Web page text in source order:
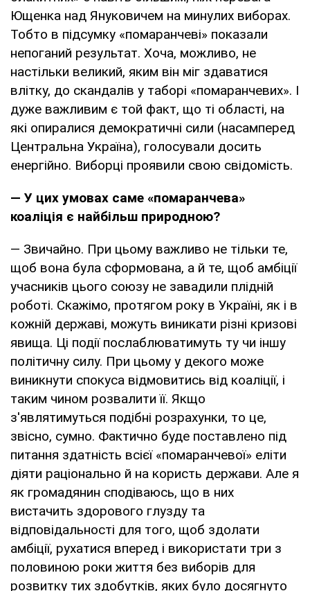
Ющенка над Януковичем на минулих виборах.
Тобто в підсумку «помаранчеві» показали
непоганий результат. Хоча, можливо, не
настільки великий, яким він міг здаватися
влітку, до скандалів у таборі «помаранчевих». І
дуже важливим є той факт, що ті області, на
які опиралися демократичні сили (насамперед
Центральна Україна), голосували досить
енергійно. Виборці проявили свою свідомість.
— У цих умовах саме «помаранчева»
коаліція є найбільш природною?
— Звичайно. При цьому важливо не тільки те,
щоб вона була сформована, а й те, щоб амбіції
учасників цього союзу не завадили плідній
роботі. Скажімо, протягом року в Україні, як і в
кожній державі, можуть виникати різні кризові
явища. Ці події послаблюватимуть ту чи іншу
політичну силу. При цьому у декого може
виникнути спокуса відмовитись від коаліції, і
таким чином розвалити її. Якщо
з'являтимуться подібні розрахунки, то це,
звісно, сумно. Фактично буде поставлено під
питання здатність всієї «помаранчевої» еліти
діяти раціонально й на користь держави. Але я
як громадянин сподіваюсь, що в них
вистачить здорового глузду та
відповідальності для того, щоб здолати
амбіції, рухатися вперед і використати три з
половиною роки життя без виборів для
розвитку тих здобутків, яких було досягнуто